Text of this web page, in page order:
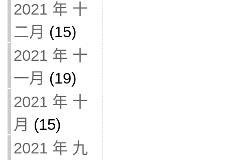
2021 年 十
二月 (15)
2021 年 十
一月 (19)
2021 年 十
月 (15)
2021 年 九